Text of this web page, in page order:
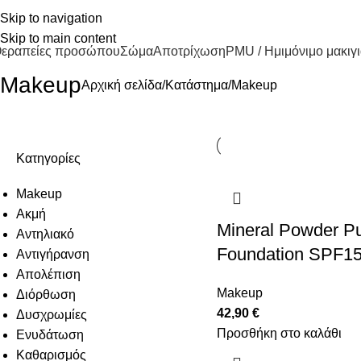
Skip to navigation
Skip to main content
Νικολάτου 19 γωνία με Πάφου, Ιωάννινα
προσώπουΣώμαΑποτρίχωσηPMU / Ημιμόνιμο
MakeupΑρχική σελίδα Κατάστημα Makeup
Κατηγορίες
Makeup
Ακμή
Αντηλιακό
Αντιγήρανση
Απολέπιση
Διόρθωση
Δυσχρωμίες
Ενυδάτωση
Καθαρισμός
Mineral Powder
Foundation
Makeup
42,90 €
Προσθήκη στο καλάθι